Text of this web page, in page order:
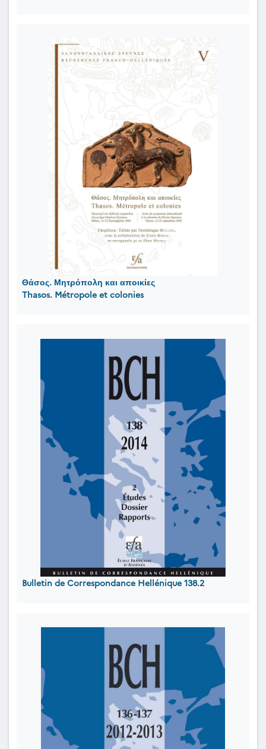
Θάσος. Μητρόπολη και αποικίες
Thasos. Métropole et colonies
Bulletin de Correspondance Hellénique 138.2